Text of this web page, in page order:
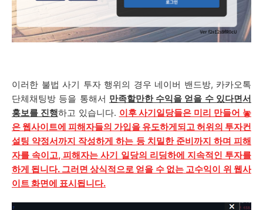
이러한 불법 사기 투자 행위의 경우 네이버 밴드방, 카카오톡
단체채팅방 등을 통해서 만족할만한 수익을 얻을 수 있다면서
홍보를 진행하고 있습니다. 이후 사기일당들은 미리 만들어 놓
은 웹사이트에 피해자들의 가입을 유도하게되고 허위의 투자컨
설팅 약정서까지 작성하게 하는 등 치밀한 준비까지 하며 피해
자를 속이고, 피해자는 사기 일당의 리딩하에 지속적인 투자를
하게 됩니다. 그러면 상식적으로 얻을 수 없는 고수익이 위 웹사
이트 화면에 표시됩니다.